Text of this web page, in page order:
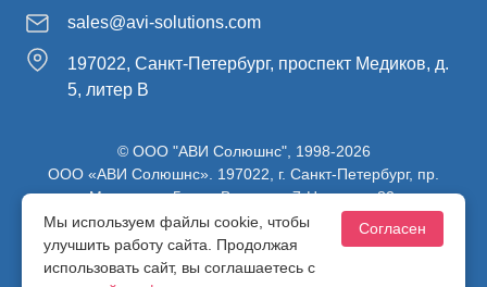
sales@avi-solutions.com
197022, Санкт-Петербург, проспект Медиков, д.
5, литер В
© ООО "АВИ Солюшнс", 1998-2026
ООО «АВИ Солюшнс». 197022, г. Санкт-Петербург, пр.
Медиков, д.5, лит. В, ч. пом. 7-Н, ч. ком. 82.
ИНН 7813470830 / КПП 781301001 / ОГРН 1107847137980
Мы используем файлы cookie, чтобы
улучшить работу сайта. Продолжая
использовать сайт, вы соглашаетесь с
Согласен